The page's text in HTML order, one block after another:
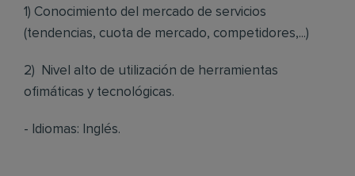
1) Conocimiento del mercado de servicios
(tendencias, cuota de mercado, competidores,...)
2) Nivel alto de utilización de herramientas
ofimáticas y tecnológicas.
- Idiomas: Inglés.